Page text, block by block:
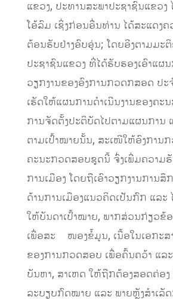
ແຂວງ, ປະທານສະພາປະຊາຊົນແຂວງ
ໂອ້ລົມ ເຊິ່ງກ່ອນອື່ນທ່ານ ໄດ້ສະແດງ
ຕ້ອນຮັບຢ່າງອົບອຸ່ນ; ໂດຍອີງຕາມມະຕິ
ປະຊາຊົນແຂວງ ທີ່ໄດ້ຮັບຮອງເອົາແຜ
ວຽກງານຂອງອົງການກວດກສອດ ປະ
ເຮັດໃຫ້ແຜນການດໍາເນີນງານຂອງຄະ
ການຈັດຕັ້ງປະຕິບັດໄປຕາມແຜນການ
ຕາມເປົ້າໝາຍນັ້ນ, ສະເໜີໃຫ້ອົງການ
ຄະນະກວດສອບຊູດນີ້ ຈົ່ງເພີ່ມຄວາ
ການເມືອງ ໂດຍຖືເອົາວຽກງານການສຶ
ດ້ານການເມືອງແນວຄິດເປັນກົກ ແລະ
ໃຫ້ບັນດາເປົ້າໝາຍ, ພາກສ່ວນກ່ຽວຂ້ອ
ເພື່ອສະ ໜອງຂໍ້ມູນ, ເນື້ອໃນເອກະສ
ຂອງການກວດສອບ ເພື່ອຄົ້ນຄວ້າ ແລະ
ບັນຫາ, ​ສາເຫດ ໃຫ້ຖືກຕ້ອງສອດຄ່ອ
ລະບຽບກົດໝາຍ ແລະ ພາຍຫຼັງສໍາເລັ